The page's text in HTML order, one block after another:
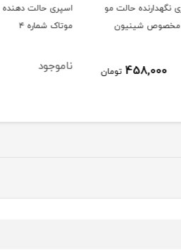
حالت دهنده موی
شماره ۴
میل
ناموجود